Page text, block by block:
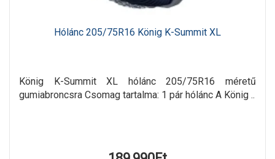
Hólánc 205/75R16 König K-Summit XL
König K-Summit XL hólánc 205/75R16 méretű
gumiabroncsra Csomag tartalma: 1 pár hólánc A König ..